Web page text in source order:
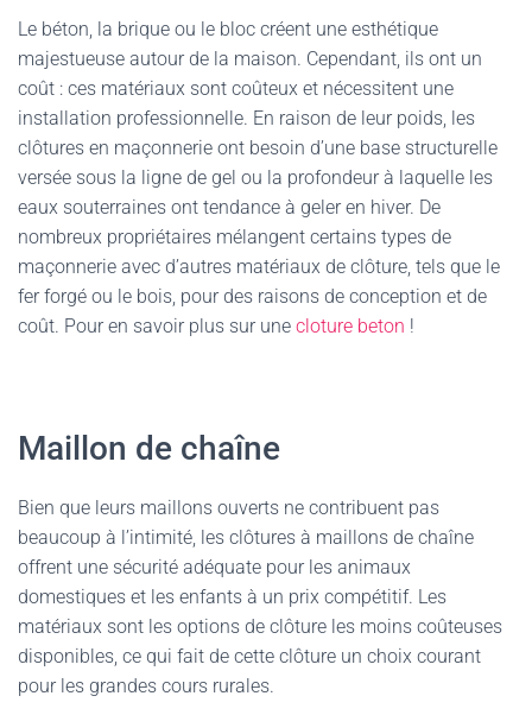
Le béton, la brique ou le bloc créent une esthétique
majestueuse autour de la maison. Cependant, ils ont un
coût : ces matériaux sont coûteux et nécessitent une
installation professionnelle. En raison de leur poids, les
clôtures en maçonnerie ont besoin d’une base structurelle
versée sous la ligne de gel ou la profondeur à laquelle les
eaux souterraines ont tendance à geler en hiver. De
nombreux propriétaires mélangent certains types de
maçonnerie avec d’autres matériaux de clôture, tels que le
fer forgé ou le bois, pour des raisons de conception et de
coût. Pour en savoir plus sur une cloture beton !
Maillon de chaîne
Bien que leurs maillons ouverts ne contribuent pas
beaucoup à l’intimité, les clôtures à maillons de chaîne
offrent une sécurité adéquate pour les animaux
domestiques et les enfants à un prix compétitif. Les
matériaux sont les options de clôture les moins coûteuses
disponibles, ce qui fait de cette clôture un choix courant
pour les grandes cours rurales.